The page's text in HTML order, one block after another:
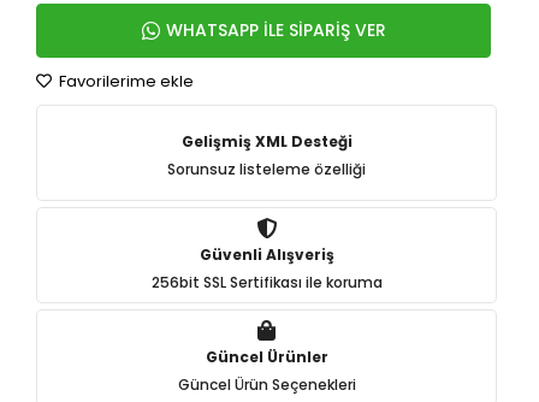
WHATSAPP İLE SİPARİŞ VER
Favorilerime ekle
Gelişmiş XML Desteği
Sorunsuz listeleme özelliği
Güvenli Alışveriş
256bit SSL Sertifikası ile koruma
Güncel Ürünler
Güncel Ürün Seçenekleri